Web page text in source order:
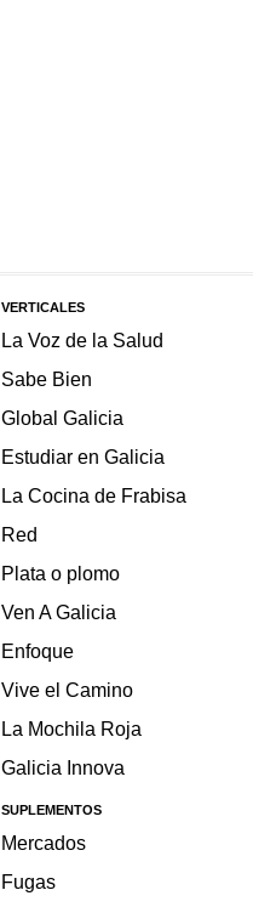
VERTICALES
La Voz de la Salud
Sabe Bien
Global Galicia
Estudiar en Galicia
La Cocina de Frabisa
Red
Plata o plomo
Ven A Galicia
Enfoque
Vive el Camino
La Mochila Roja
Galicia Innova
SUPLEMENTOS
Mercados
Fugas